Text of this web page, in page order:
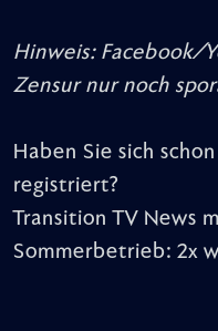
Hinweis: Facebook/
Zensur nur noch
Haben Sie sich
registriert?
Transition TV News
Sommerbetrieb: 2x